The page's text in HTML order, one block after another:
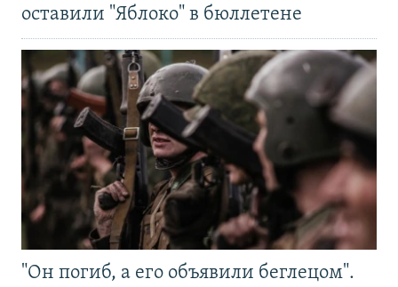
оставили "Яблоко" в бюллетене
"Он погиб, а его объявили беглецом".